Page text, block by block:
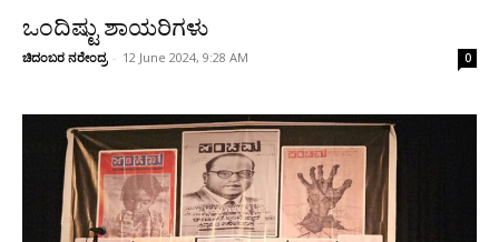
ಒಂದಿಷ್ಟು ಶಾಯರಿಗಳು
ಚಿದಂಬರ ನರೇಂದ್ರ - 12 June 2024, 9:28 AM 0